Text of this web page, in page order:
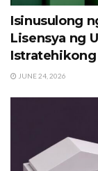
Isinusulong
Lisensya ng
JUNE 24, 2026